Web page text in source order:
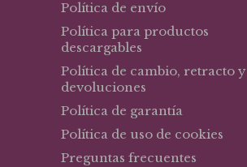
Política de envío
Política para productos
descargables
Política de cambio, retracto y
devoluciones
Política de garantía
Política de uso de cookies
Preguntas frecuentes